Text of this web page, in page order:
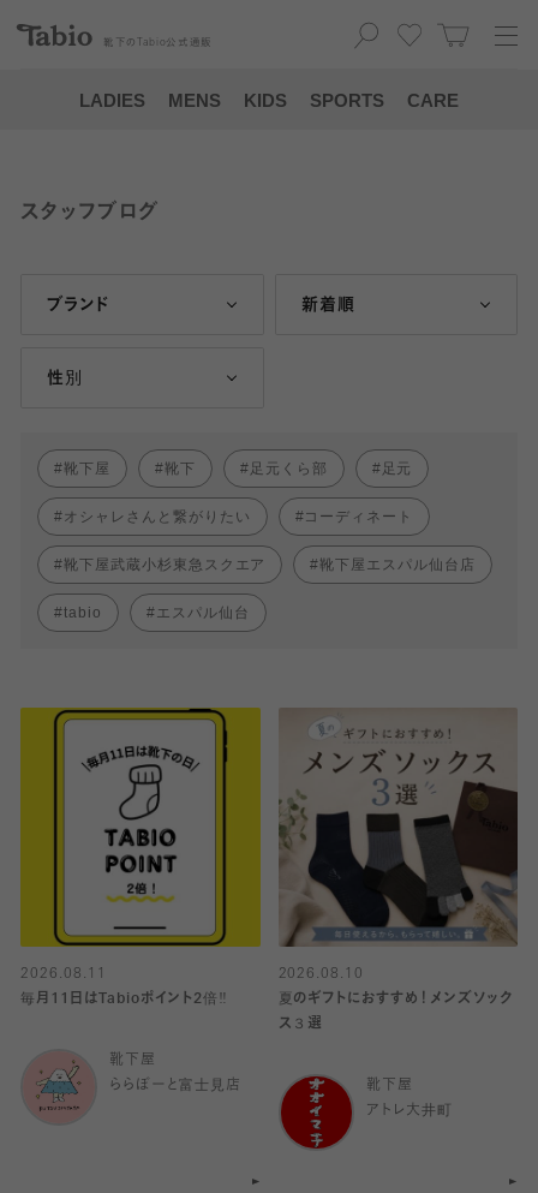
靴下の Tabio 公式通販
LADIES MENS KIDS SPORTS CARE
スタッフブログ
ブランド 新着順
性別
靴下屋 靴下 足元くら部 足元
オシャレさんと繋がりたい コーディネート
靴下屋武蔵小杉東急スクエア 靴下屋エスパル仙台店
tabio エスパル仙台
2026.08.11
毎月11日はTabioポイント2倍‼️
靴下屋
ららぽーと富士見店
2026.08.10
夏のギフトにおすすめ！メンズソック
ス３選
靴下屋
アトレ大井町